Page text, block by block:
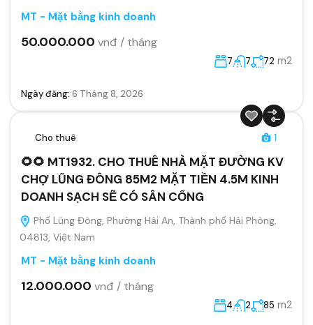
MT - Mặt bằng kinh doanh
50.000.000 vnđ / tháng
7 7 72 m2
Ngày đăng: 6 Tháng 8, 2026
Cho thuê 1
🌻🌻 MT1932. CHO THUÊ NHÀ MẶT ĐƯỜNG KV
CHỢ LŨNG ĐÔNG 85M2 MẶT TIỀN 4.5M KINH
DOANH SẠCH SẼ CÓ SÂN CỔNG
Phố Lũng Đông, Phường Hải An, Thành phố Hải Phòng,
04813, Việt Nam
MT - Mặt bằng kinh doanh
12.000.000 vnđ / tháng
4 2 85 m2